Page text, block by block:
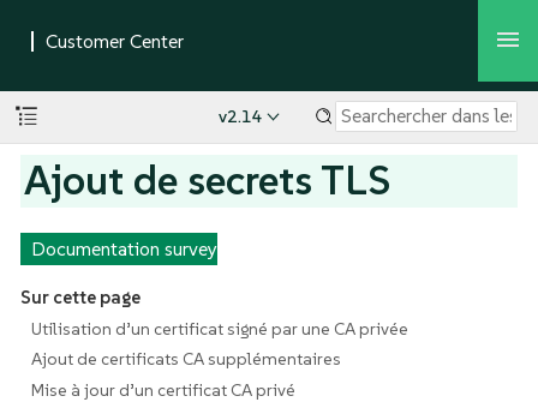
v2.14
Ajout de secrets TLS
Documentation survey
Sur cette page
Utilisation d’un certificat signé par une CA privée
Ajout de certificats CA supplémentaires
Mise à jour d’un certificat CA privé